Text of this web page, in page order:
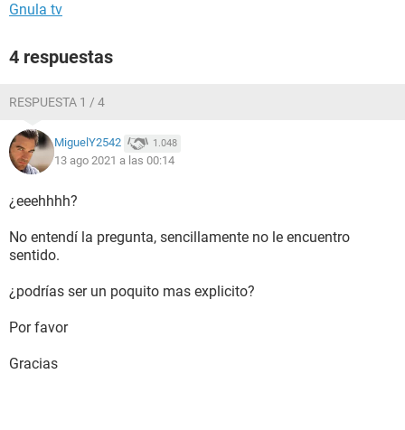
Gnula tv
4 respuestas
RESPUESTA 1 / 4
MiguelY2542 1.048
13 ago 2021 a las 00:14
¿eeehhhh?
No entendí la pregunta, sencillamente no le encuentro
sentido.
¿podrías ser un poquito mas explicito?
Por favor
Gracias